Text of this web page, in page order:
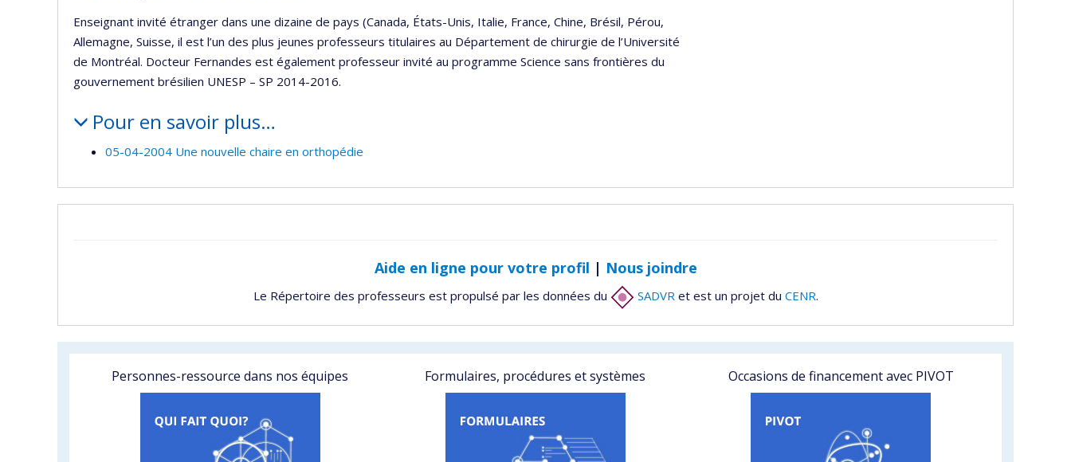
Enseignant invité étranger dans une dizaine de pays (Canada, États-Unis, Italie, France, Chine, Brésil, Pérou,
Allemagne, Suisse, il est l’un des plus jeunes professeurs titulaires au Département de chirurgie de l’Université
de Montréal. Docteur Fernandes est également professeur invité au programme Science sans frontières du
gouvernement brésilien UNESP – SP 2014-2016.
Pour en savoir plus…
05-04-2004 Une nouvelle chaire en orthopédie
Aide en ligne pour votre profil | Nous joindre
Le Répertoire des professeurs est propulsé par les données du SADVRet est un projet du CENR.
Personnes-ressource dans nos équipes Formulaires, procédures et systèmes Occasions de financement avec PIVOT